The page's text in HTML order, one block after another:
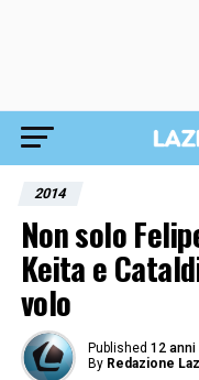
2014
Non solo
Keita e
volo
Published 12 anni
By Redazione